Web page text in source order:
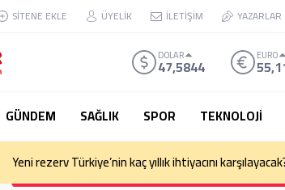
SİTENE EKLE ÜYELİK İLETİŞİM YAZARLAR
DOLAR
47,5844 EURO
GÜNDEM SAĞLIK SPOR TEKNOLOJİ
Yeni rezerv Türkiye’nin kaç yıllık ihtiyacını